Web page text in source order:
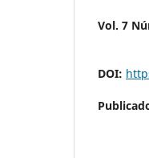
Vol. 7
DOI: